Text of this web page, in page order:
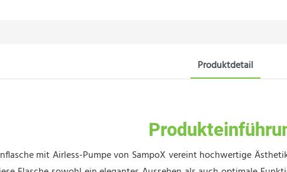
Produktdetail
mit Airless-Pumpe von SampoX vereint hochwertige